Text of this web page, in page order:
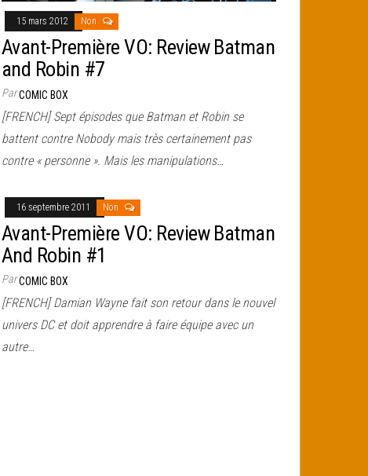
15 mars 2012 Non
Avant-Première VO: Review Batman
and Robin #7
ParCOMIC BOX
[FRENCH] Sept épisodes que Batman et Robin se
battent contre Nobody mais très certainement pas
contre « personne ». Mais les manipulations…
16 septembre 2011 Non
Avant-Première VO: Review Batman
And Robin #1
ParCOMIC BOX
[FRENCH] Damian Wayne fait son retour dans le nouvel
univers DC et doit apprendre à faire équipe avec un
autre…